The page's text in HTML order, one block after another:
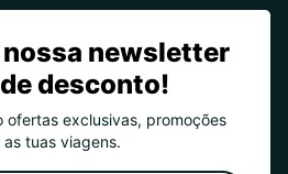
nossa newsletter
desconto!
ofertas exclusivas, promoções
tuas viagens.